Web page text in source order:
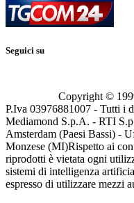
Seguici su
Copyright ©
P.Iva 03976881007 - Tutti i
Mediamond S.p.A. - RTI
Amsterdam (Paesi Bassi) -
Monzese (MI)Rispetto ai
riprodotti è vietata ogni
sistemi di intelligenza
espresso di utilizzare mezzi